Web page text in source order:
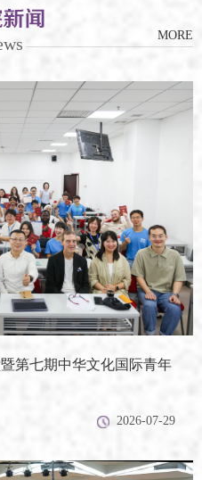
MORE
第七期中华文化国际青年
2026-07-29